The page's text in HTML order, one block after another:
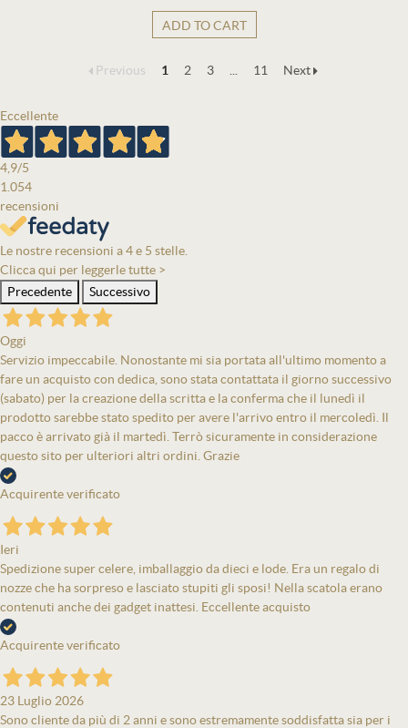
ADD TO CART
Previous 1 2 3 11 Next
Eccellente
4,9/5
1.054
recensioni
Le nostre recensioni a 4 e 5 stelle.
Clicca qui per leggerle tutte >
Precedente
Successivo
Oggi
Servizio impeccabile. Nonostante mi sia portata all'ultimo momento a
fare un acquisto con dedica, sono stata contattata il giorno successivo
(sabato) per la creazione della scritta e la conferma che il lunedì il
prodotto sarebbe stato spedito per avere l'arrivo entro il mercoledì. Il
pacco è arrivato già il martedì. Terrò sicuramente in considerazione
questo sito per ulteriori altri ordini. Grazie
Acquirente verificato
Ieri
Spedizione super celere, imballaggio da dieci e lode. Era un regalo di
nozze che ha sorpreso e lasciato stupiti gli sposi! Nella scatola erano
contenuti anche dei gadget inattesi. Eccellente acquisto
Acquirente verificato
23 Luglio 2026
Sono cliente da più di 2 anni e sono estremamente soddisfatta sia per i